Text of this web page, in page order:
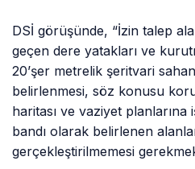
DSİ görüşünde, “İzin talep
geçen dere yatakları ve
20’şer metrelik şeritvari
belirlenmesi, söz konusu
haritası ve vaziyet
bandı olarak belirlenen
gerçekleştirilmemesi